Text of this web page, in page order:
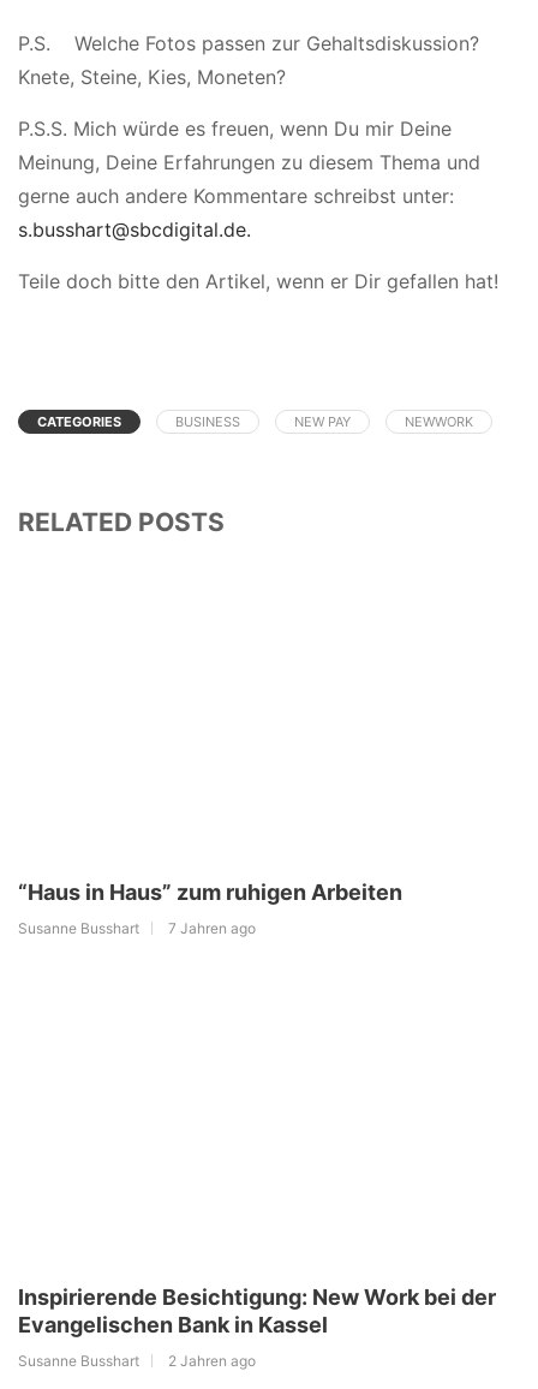
P.S. Welche Fotos passen zur Gehaltsdiskussion?
Knete, Steine, Kies, Moneten?
P.S.S. Mich würde es freuen, wenn Du mir Deine
Meinung, Deine Erfahrungen zu diesem Thema und
gerne auch andere Kommentare schreibst unter:
s.busshart@sbcdigital.de.
Teile doch bitte den Artikel, wenn er Dir gefallen hat!
CATEGORIES BUSINESS NEW PAY NEWWORK
RELATED POSTS
“Haus in Haus” zum ruhigen Arbeiten
Susanne Busshart 7 Jahren ago
Inspirierende Besichtigung: New Work bei der
Evangelischen Bank in Kassel
Susanne Busshart 2 Jahren ago